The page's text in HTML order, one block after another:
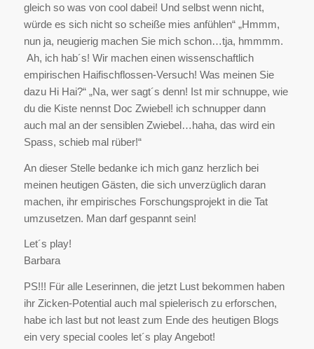
gleich so was von cool dabei! Und selbst wenn nicht,
würde es sich nicht so scheiße mies anfühlen“ „Hmmm,
nun ja, neugierig machen Sie mich schon…tja, hmmmm.
Ah, ich hab´s! Wir machen einen wissenschaftlich
empirischen Haifischflossen-Versuch! Was meinen Sie
dazu Hi Hai?“ „Na, wer sagt´s denn! Ist mir schnuppe, wie
du die Kiste nennst Doc Zwiebel! ich schnupper dann
auch mal an der sensiblen Zwiebel…haha, das wird ein
Spass, schieb mal rüber!“
An dieser Stelle bedanke ich mich ganz herzlich bei
meinen heutigen Gästen, die sich unverzüglich daran
machen, ihr empirisches Forschungsprojekt in die Tat
umzusetzen. Man darf gespannt sein!
Let´s play!
Barbara
PS!!! Für alle Leserinnen, die jetzt Lust bekommen haben
ihr Zicken-Potential auch mal spielerisch zu erforschen,
habe ich last but not least zum Ende des heutigen Blogs
ein very special cooles let´s play Angebot!